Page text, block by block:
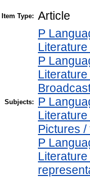
Item Type: Article
Subjects:
P
P
P
Pictures
P